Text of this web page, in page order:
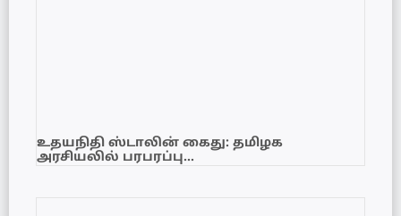
உதயநிதி ஸ்டாலின் கைது: தமிழக
அரசியலில் பரபரப்பு…